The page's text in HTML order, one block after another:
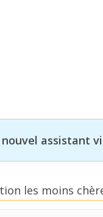
nouvel assistant
les moins